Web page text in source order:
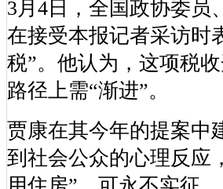
3月4日，全国政协委员
在接受本报记者采访时
税”。他认为，这项税
路径上需“渐进”。
贾康在其今年的提案中
到社会公众的心理反应